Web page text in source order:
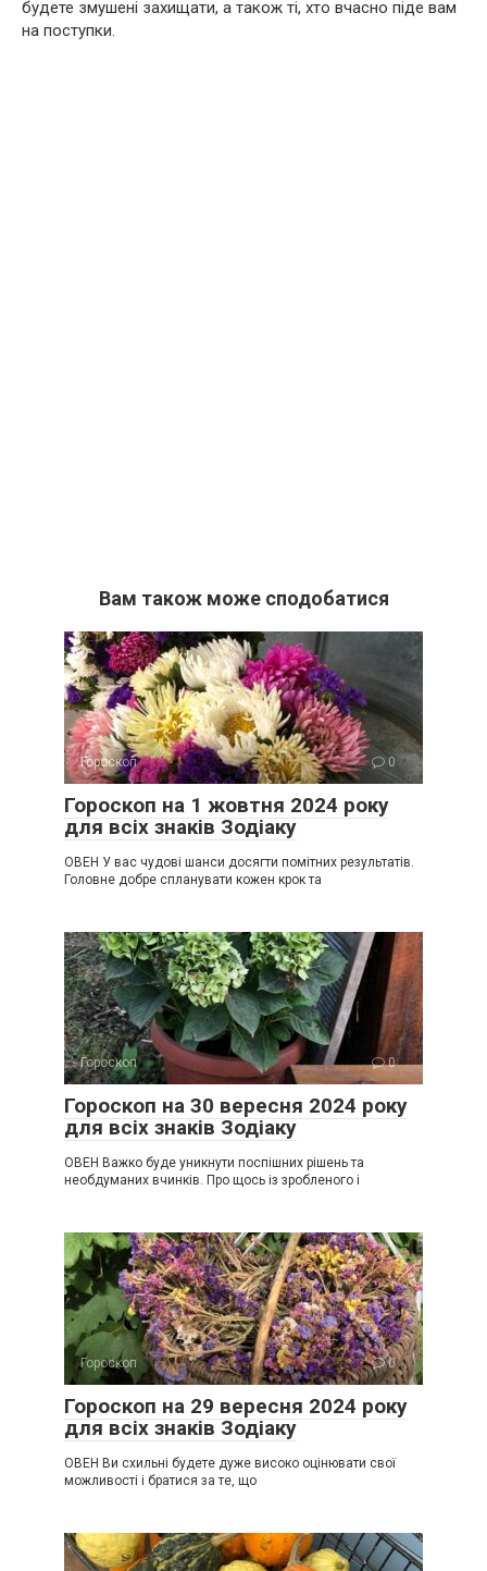
будете змушені захищати, а також ті, хто вчасно піде вам
на поступки.
Вам також може сподобатися
Гороскоп 0
Гороскоп на 1 жовтня 2024 року
для всіх знаків Зодіаку
ОВЕН У вас чудові шанси досягти помітних результатів.
Головне добре спланувати кожен крок та
Гороскоп 0
Гороскоп на 30 вересня 2024 року
для всіх знаків Зодіаку
ОВЕН Важко буде уникнути поспішних рішень та
необдуманих вчинків. Про щось із зробленого і
Гороскоп 0
Гороскоп на 29 вересня 2024 року
для всіх знаків Зодіаку
ОВЕН Ви схильні будете дуже високо оцінювати свої
можливості і братися за те, що